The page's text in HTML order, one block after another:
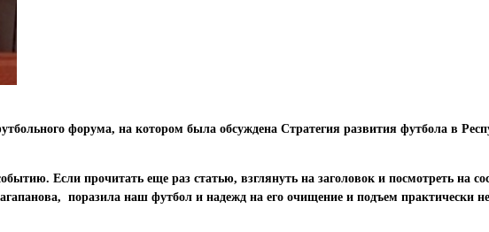
форума, на котором была обсуждена Стратегия развития футбола в
Если прочитать еще раз статью, взглянуть на заголовок и посмотреть на
поразила наш футбол и надежд на его очищение и подъем практически